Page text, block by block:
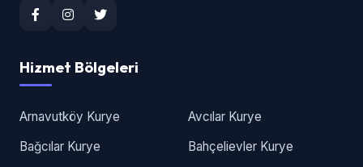
Hizmet Bölgeleri
Arnavutköy Kurye
Avcılar Kurye
Bağcılar Kurye
Bahçelievler Kurye